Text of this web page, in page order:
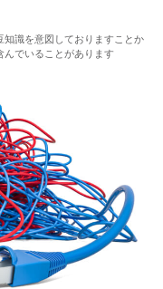
識を意図しておりますことか
んでいることがあります